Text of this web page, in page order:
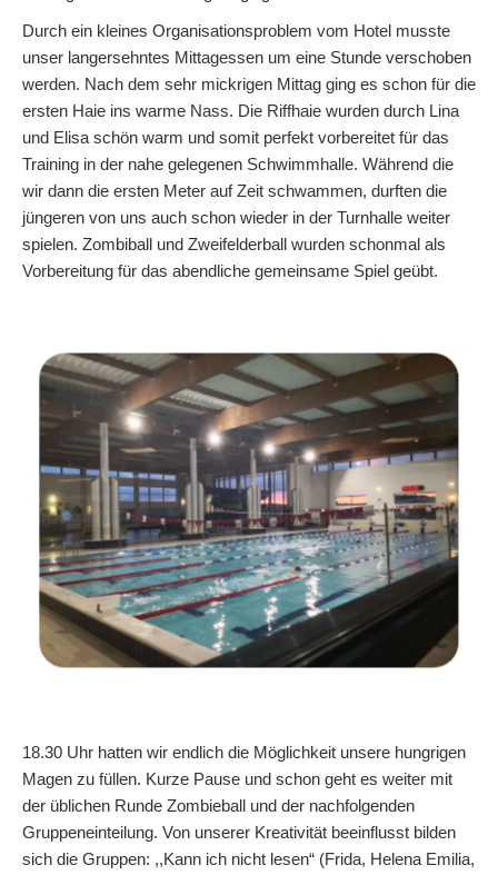
Durch ein kleines Organisationsproblem vom Hotel musste
unser langersehntes Mittagessen um eine Stunde verschoben
werden. Nach dem sehr mickrigen Mittag ging es schon für die
ersten Haie ins warme Nass. Die Riffhaie wurden durch Lina
und Elisa schön warm und somit perfekt vorbereitet für das
Training in der nahe gelegenen Schwimmhalle. Während die
wir dann die ersten Meter auf Zeit schwammen, durften die
jüngeren von uns auch schon wieder in der Turnhalle weiter
spielen. Zombiball und Zweifelderball wurden schonmal als
Vorbereitung für das abendliche gemeinsame Spiel geübt.
18.30 Uhr hatten wir endlich die Möglichkeit unsere hungrigen
Magen zu füllen. Kurze Pause und schon geht es weiter mit
der üblichen Runde Zombieball und der nachfolgenden
Gruppeneinteilung. Von unserer Kreativität beeinflusst bilden
sich die Gruppen: ,,Kann ich nicht lesen“ (Frida, Helena Emilia,